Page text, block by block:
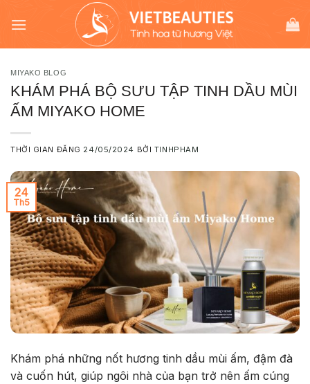
đến
MIYAKO BLOG
KHÁM PHÁ BỘ SƯU TẬP TINH DẦU MÙI
ẤM MIYAKO HOME
THỜI GIAN ĐĂNG 24/05/2024 BỞI TINHPHAM
24
Th5
Khám phá những nốt hương tinh dầu mùi ấm, đậm đà
và cuốn hút, giúp ngôi nhà của bạn trở nên ấm cúng